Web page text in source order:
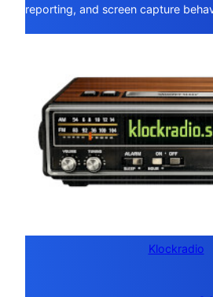
reporting, and screen capture
Klockradio